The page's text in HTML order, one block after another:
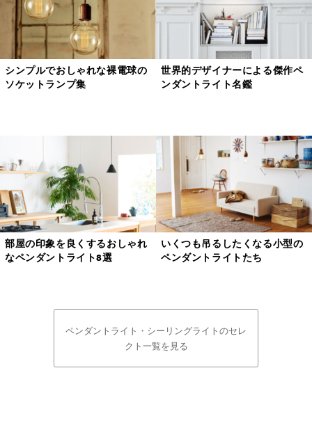
シンプルでおしゃれな裸電球の
ソケットランプ集
世界的デザイナーによる傑作ペ
ンダントライト名鑑
部屋の印象を良くするおしゃれ
なペンダントライト8選
いくつも吊るしたくなる小型の
ペンダントライトたち
ペンダントライト・シーリングライトのセレ
クト一覧を見る